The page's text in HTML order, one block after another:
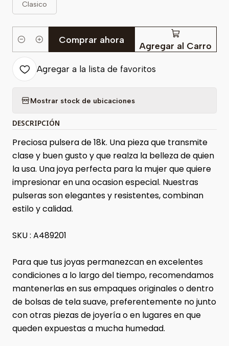
Clasico
Cantidad Agregar al Carro
Comprar ahora
Agregar a la lista de favoritos
Mostrar stock de ubicaciones
DESCRIPCIÓN
Preciosa pulsera de 18k. Una pieza que transmite
clase y buen gusto y que realza la belleza de quien
la usa. Una joya perfecta para la mujer que quiere
impresionar en una ocasion especial. Nuestras
pulseras son elegantes y resistentes, combinan
estilo y calidad.
SKU : A489201
Para que tus joyas permanezcan en excelentes
condiciones a lo largo del tiempo, recomendamos
mantenerlas en sus empaques originales o dentro
de bolsas de tela suave, preferentemente no junto
con otras piezas de joyería o en lugares en que
queden expuestas a mucha humedad.